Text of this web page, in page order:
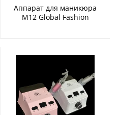
Аппарат для маникюра
М12 Global Fashion